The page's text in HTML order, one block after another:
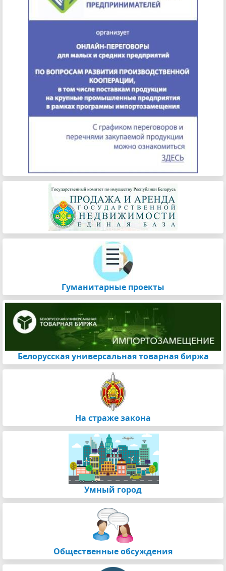
Гуманитарные проекты
Белорусская универсальная товарная биржа
На страже закона
Умный город
Общественные обсуждения